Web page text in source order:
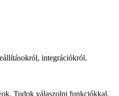
integrációkról.
Tudok válaszolni funkciókkal,